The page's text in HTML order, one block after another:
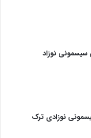
نوزاد
نوزادی ترک